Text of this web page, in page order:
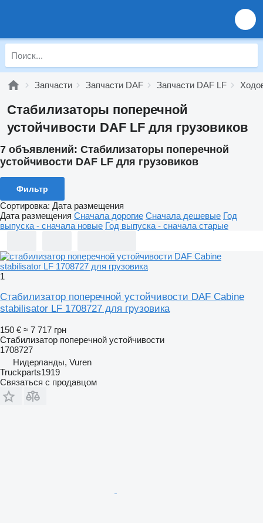
Запчасти Запчасти DAF Запчасти DAF LF
Стабилизаторы поперечной
устойчивости DAF LF для грузовиков
7 объявлений: Стабилизаторы поперечной
устойчивости DAF LF для грузовиков
Фильтр
Сортировка: Дата размещения
Дата размещения Сначала дорогие Сначала дешевые Год
выпуска - сначала новые Год выпуска - сначала старые
1
Стабилизатор поперечной устойчивости DAF Cabine
stabilisator LF 1708727 для грузовика
150 € ≈ 7 717 грн
Стабилизатор поперечной устойчивости
1708727
Нидерланды, Vuren
Truckparts1919
Связаться с продавцом